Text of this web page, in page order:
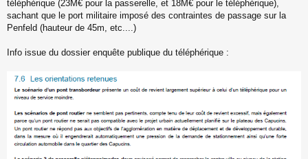
g
e
n
n
téléphérique (23M€ pour la passerelle, et 18M€ pour le téléphérique),
sachant que le port militaire imposé des contraintes de passage sur la
Penfeld (hauteur de 45m, etc....)
Info issue du dossier enquête publique du téléphérique :